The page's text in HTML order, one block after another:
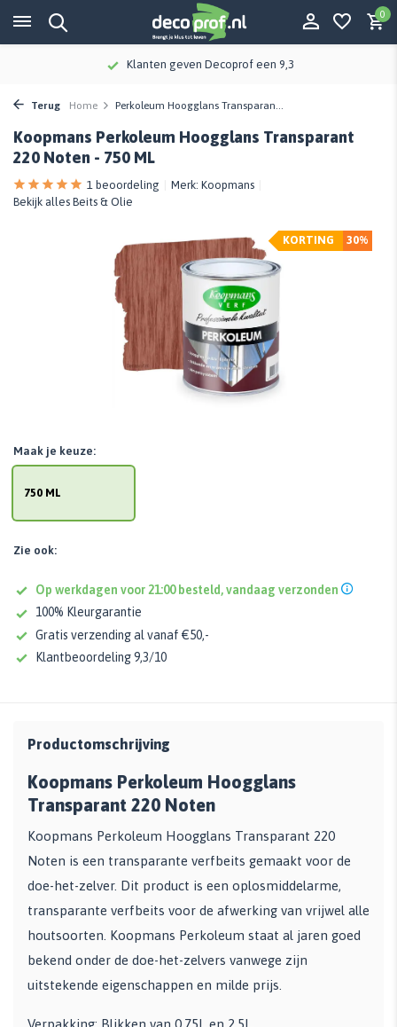
0
Klanten geven Decoprof een 9,3
Terug Home Perkoleum Hoogglans Transparan...
Koopmans Perkoleum Hoogglans Transparant
220 Noten - 750 ML
1 beoordeling Merk: Koopmans
Bekijk alles Beits & Olie
30%
KORTING
750 ML
Maak je keuze:
Zie ook:
Op werkdagen voor 21:00 besteld, vandaag verzonden
100% Kleurgarantie
Gratis verzending al vanaf €50,-
Klantbeoordeling 9,3/10
Productomschrijving
Koopmans Perkoleum Hoogglans
Transparant 220 Noten
Koopmans Perkoleum Hoogglans Transparant 220
Noten is een transparante verfbeits gemaakt voor de
doe-het-zelver. Dit product is een oplosmiddelarme,
transparante verfbeits voor de afwerking van vrijwel alle
houtsoorten. Koopmans Perkoleum staat al jaren goed
bekend onder de doe-het-zelvers vanwege zijn
uitstekende eigenschappen en milde prijs.